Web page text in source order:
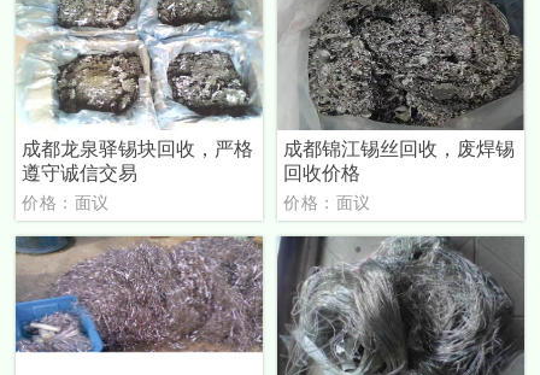
成都龙泉驿锡块回收，严格
遵守诚信交易
价格：面议
成都锦江锡丝回收，废焊锡
回收价格
价格：面议